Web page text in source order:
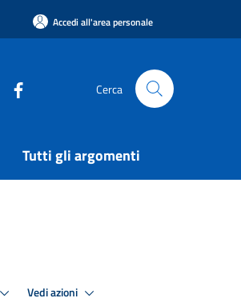
Accedi all'area personale
Cerca
Tutti gli argomenti
Vedi azioni